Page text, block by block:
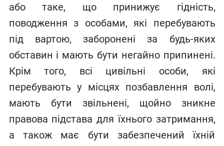
або таке, що принижує гідність,
поводження з особами, які перебувають
під вартою, заборонені за будь-яких
обставин і мають бути негайно припинені.
Крім того, всі цивільні особи, які
перебувають у місцях позбавлення волі,
мають бути звільнені, щойно зникне
правова підстава для їхнього затримання,
а також має бути забезпечений їхній